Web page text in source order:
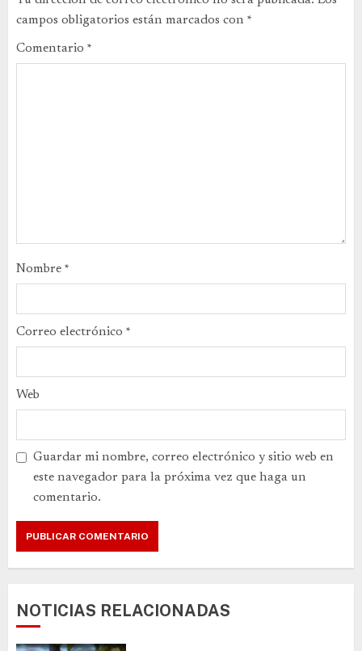
campos obligatorios están marcados con *
Comentario *
Nombre *
Correo electrónico *
Web
Guardar mi nombre, correo electrónico y sitio web en
este navegador para la próxima vez que haga un
comentario.
NOTICIAS RELACIONADAS